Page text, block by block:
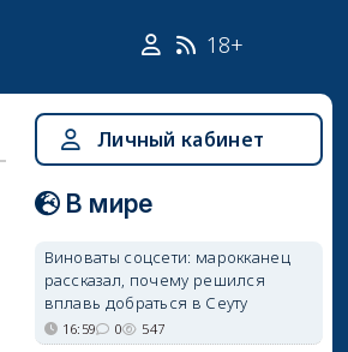
18+
Личный кабинет
В мире
Виноваты соцсети: марокканец
рассказал, почему решился
вплавь добраться в Сеуту
16:59 0 547